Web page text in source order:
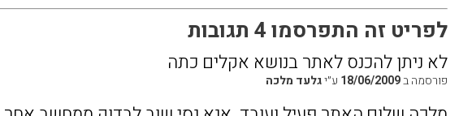
לפריט זה התפרסמו 4 תגובות
לא ניתן להכנס לאתר בנושא אקלים כתה
פורסמה ב18/06/2009 ע״יגלעד מלכה